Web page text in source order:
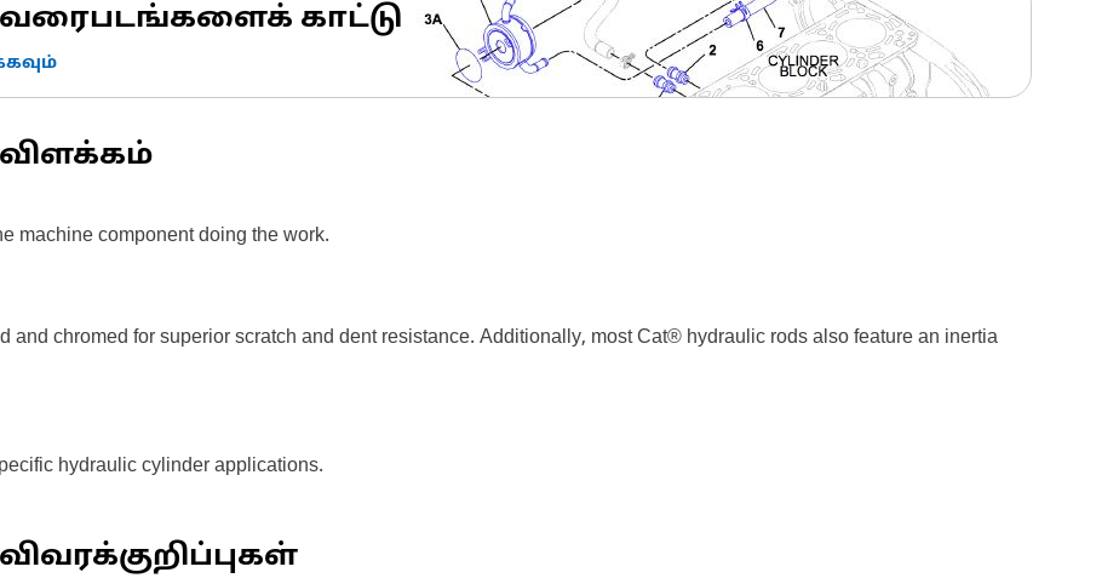
காட்டு
machine component doing the work.
chromed for superior scratch and dent resistance. Additionally, most Cat® hydraulic rods also feature an inertia
hydraulic cylinder applications.